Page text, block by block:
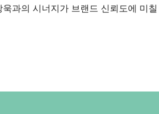
과의 시너지가 브랜드 신뢰도에 미